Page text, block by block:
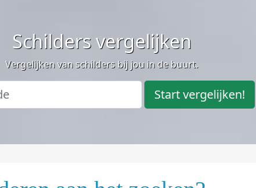
Schilders vergelijken
Vergelijken van schilders bij jou in de buurt.
Start vergelijken!